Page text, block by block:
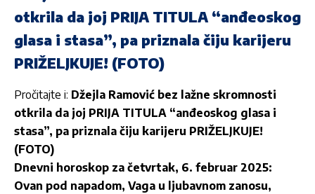
otkrila da joj PRIJA TITULA “anđeoskog
glasa i stasa”, pa priznala čiju karijeru
PRIŽELJKUJE! (FOTO)
Pročitajte i: Džejla Ramović bez lažne skromnosti
otkrila da joj PRIJA TITULA “anđeoskog glasa i
stasa”, pa priznala čiju karijeru PRIŽELJKUJE!
(FOTO)
Dnevni horoskop za četvrtak, 6. februar 2025:
Ovan pod napadom, Vaga u ljubavnom zanosu,